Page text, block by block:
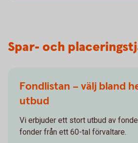
Spar- och
Fondlistan – välj bland
utbud
Vi erbjuder ett stort utbud av
fonder från ett 60-tal förvaltare.